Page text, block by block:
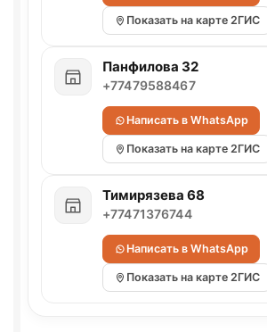
Показать на карте 2ГИС
Панфилова 32
+77479588467
Написать в WhatsApp
Показать на карте 2ГИС
Тимирязева 68
+77471376744
Написать в WhatsApp
Показать на карте 2ГИС